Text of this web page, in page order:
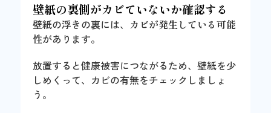
壁紙の裏側がカビていないか確認する
壁紙の浮きの裏には、 カビが発生している可能
性があります。
放置すると健康被害につながるため、壁紙を少
しめくって、カビの有無をチェックしましょ
う。